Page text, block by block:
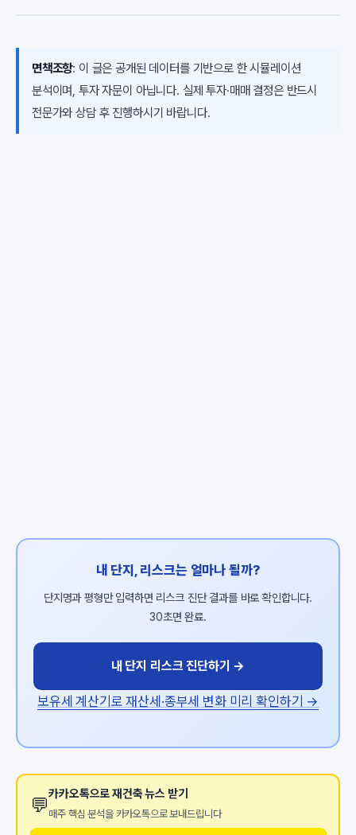
면책조항: 이 글은 공개된 데이터를 기반으로 한 시뮬레이션
분석이며, 투자 자문이 아닙니다. 실제 투자·매매 결정은 반드시
전문가와 상담 후 진행하시기 바랍니다.
내 단지, 리스크는 얼마나 될까?
단지명과 평형만 입력하면 리스크 진단 결과를 바로 확인합니다.
30초면 완료.
내 단지 리스크 진단하기 →
보유세 계산기로 재산세·종부세 변화 미리 확인하기 →
💬카카오톡으로 재건축 뉴스 받기
매주 핵심 분석을 카카오톡으로 보내드립니다